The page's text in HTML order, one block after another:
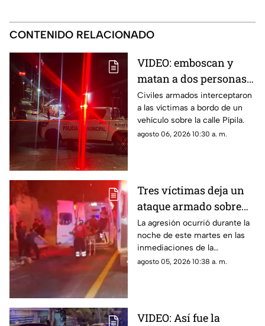
CONTENIDO RELACIONADO
VIDEO: emboscan y
matan a dos personas
adentro de un coche en
Ometepec
Civiles armados interceptaron
a las víctimas a bordo de un
vehículo sobre la calle Pípila.
agosto 06, 2026 10:30 a. m.
Tres víctimas deja un
ataque armado sobre
carretera federal de
Iguala
La agresión ocurrió durante la
noche de este martes en las
inmediaciones de la
comunidad de El Naranjo.
agosto 05, 2026 10:38 a. m.
VIDEO: Así fue la